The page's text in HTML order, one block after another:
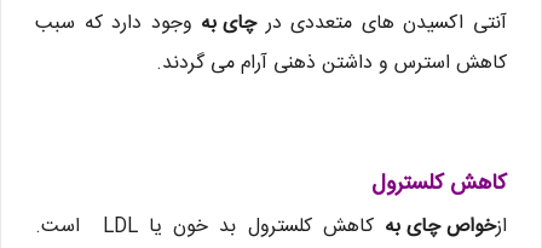
آنتی اکسیدن های متعددی درچای به وجود دارد که سبب
کاهش استرس و داشتن ذهنی آرام می گردند.
کاهش کلسترول
ازخواص چای به
کاهش کلسترول بد خون یا LDL است.